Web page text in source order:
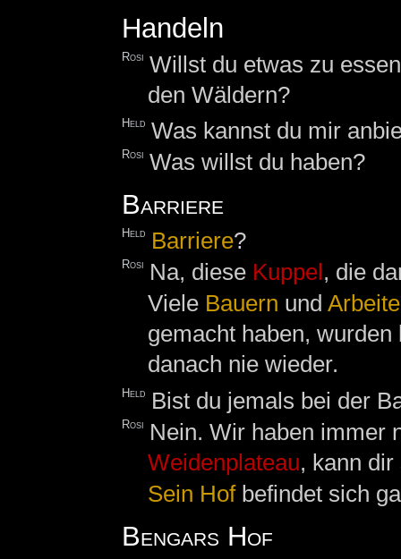
Handeln
Rosi Willst du etwas zu
den Wäldern?
Held Was kannst du mir
Rosi Was willst du haben?
Barriere
Held Barriere?
Rosi Na, diese Kuppel, die
Viele Bauern und
gemacht haben,
danach nie wieder.
Held Bist du jemals bei der
Rosi
Nein. Wir haben immer
Weidenplateau, kann
Sein Hofbefindet sich
Bengars Hof